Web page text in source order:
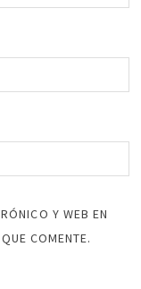
Y WEB EN
COMENTE.